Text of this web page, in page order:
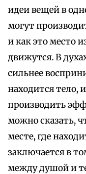
идеи вещей в
могут
и как это место
движутся. В
сильнее
находится тело,
производить
можно сказать,
месте, где
заключается в
между душой и